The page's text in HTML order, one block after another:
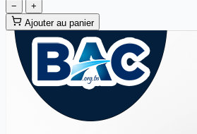
−
+
Ajouter au panier